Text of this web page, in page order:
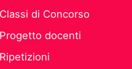
Classi di Concorso
Progetto docenti
Ripetizioni